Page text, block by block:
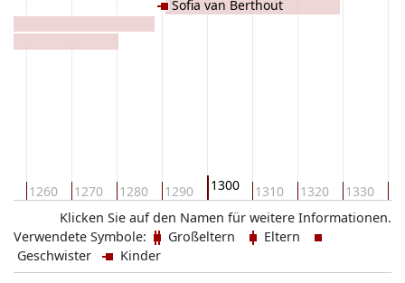
1260 1270 1280 1290 1300 1310 1320 1330
Sofia van Berthout
Klicken Sie auf den Namen für weitere Informationen.
Verwendete Symbole:
Großeltern
Eltern
Geschwister
Kinder